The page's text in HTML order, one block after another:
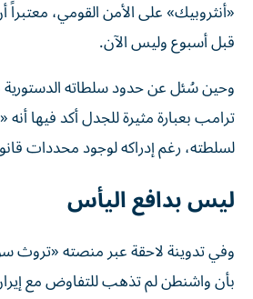
«أنثروبيك» على الأمن القومي، معتبراً
قبل أسبوع وليس الآن.
وحين سُئل عن حدود سلطاته الدستورية
ترامب بعبارة مثيرة للجدل أكد فيها
لسلطته، رغم إدراكه لوجود محددات
ليس بدافع اليأس
وفي تدوينة لاحقة عبر منصته «تروث
بأن واشنطن لم تذهب للتفاوض مع